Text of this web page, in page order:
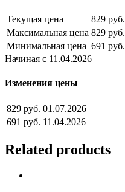
Текущая цена 829 руб.
Максимальная цена 829 руб.
Минимальная цена 691 руб.
Начиная с 11.04.2026
Изменения цены
829 руб. 01.07.2026
691 руб. 11.04.2026
Related products